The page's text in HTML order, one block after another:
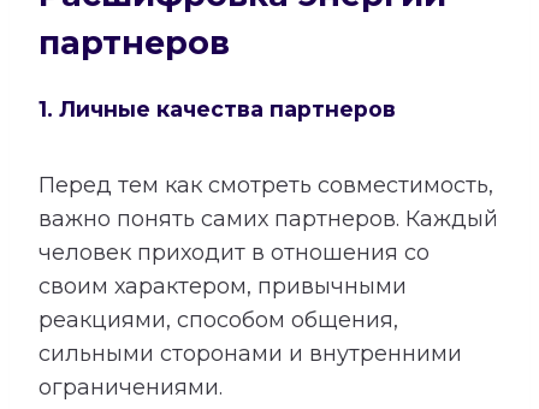
партнеров
1. Личные качества партнеров
Перед тем как смотреть совместимость,
важно понять самих партнеров. Каждый
человек приходит в отношения со
своим характером, привычными
реакциями, способом общения,
сильными сторонами и внутренними
ограничениями.